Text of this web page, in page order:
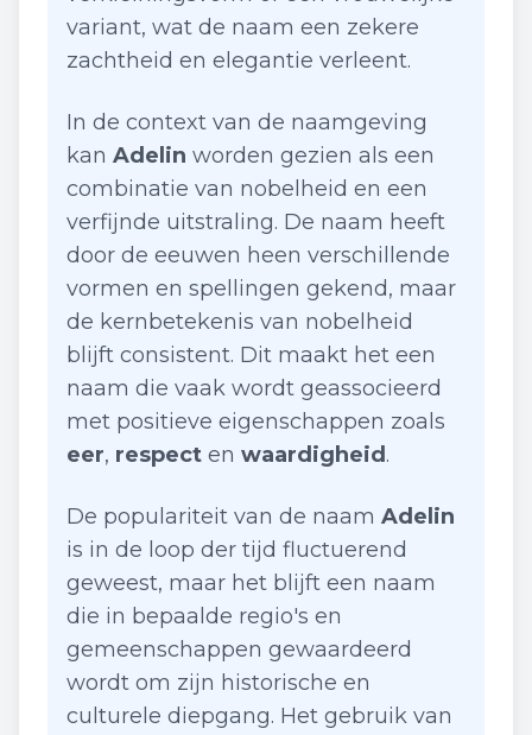
variant, wat de naam een zekere
zachtheid en elegantie verleent.
In de context van de naamgeving
kan Adelin worden gezien als een
combinatie van nobelheid en een
verfijnde uitstraling. De naam heeft
door de eeuwen heen verschillende
vormen en spellingen gekend, maar
de kernbetekenis van nobelheid
blijft consistent. Dit maakt het een
naam die vaak wordt geassocieerd
met positieve eigenschappen zoals
eer, respect en waardigheid .
De populariteit van de naam Adelin
is in de loop der tijd fluctuerend
geweest, maar het blijft een naam
die in bepaalde regio's en
gemeenschappen gewaardeerd
wordt om zijn historische en
culturele diepgang. Het gebruik van